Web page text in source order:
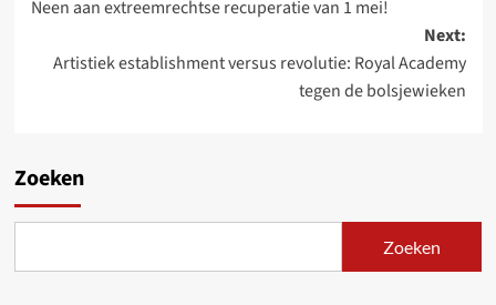
navigation
Neen aan extreemrechtse recuperatie van 1 mei!
Next:
Artistiek establishment versus revolutie: Royal Academy
tegen de bolsjewieken
Zoeken
Zoeken